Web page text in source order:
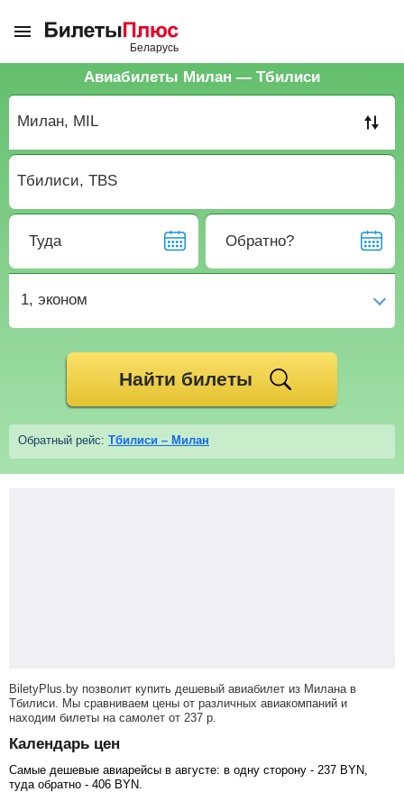
Авиабилеты Милан — Тбилиси
Туда Обратно?
1, эконом
Найти билеты
Обратный рейс: Тбилиси – Милан
BiletyPlus.by позволит купить дешевый авиабилет из Милана в
Тбилиси. Мы сравниваем цены от различных авиакомпаний и
находим билеты на самолет от 237 р
Календарь цен
Самые дешевые авиарейсы в августе: в одну сторону - 237 BYN
туда обратно - 406 BYN